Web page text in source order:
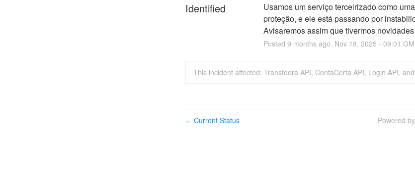
Identified
Usamos um serviço terceirizado como
proteção, e ele está passando por
Avisaremos assim que tivermos novidades.
Posted 9 months ago. Nov 18, 2025 - 09:01
This incident affected: Transfeera API, ContaCerta API, Login API,
← Current Status Powered